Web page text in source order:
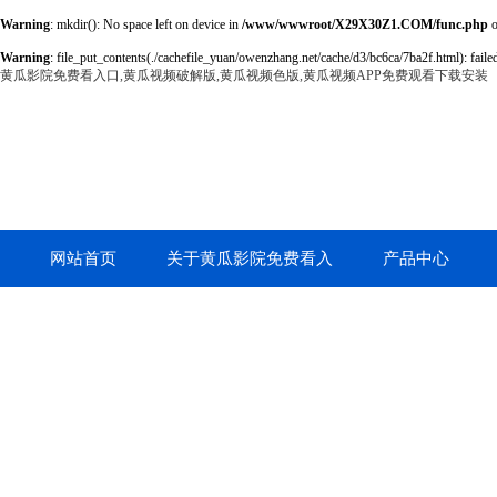
Warning: mkdir(): No space left on device in /www/wwwroot/X29X30Z1.COM/func.php
Warning: file_put_contents(./cachefile_yuan/owenzhang.net/cache/d3/bc6ca/7ba2f.html):
黄瓜影院免费看入口,黄瓜视频破解版,黄瓜视频色版,黄瓜视频APP免费观看下载安装
网站首页 关于黄瓜影院免费看入 产品中心